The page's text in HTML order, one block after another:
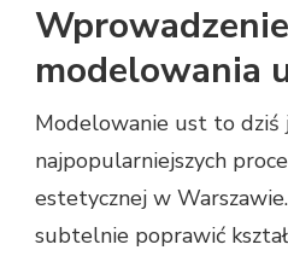
modelowania
Modelowanie ust to dziś
najpopularniejszych
estetycznej w
subtelnie poprawić